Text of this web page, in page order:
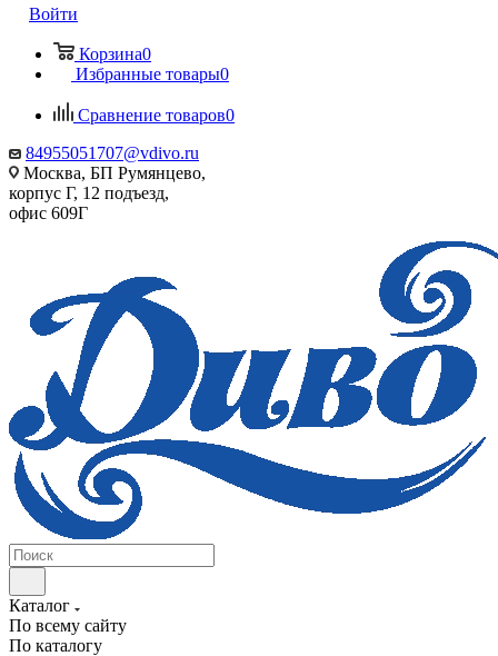
Войти
Корзина0
Избранные товары0
Сравнение товаров0
84955051707@vdivo.ru
Москва, БП Румянцево,
корпус Г, 12 подъезд,
офис 609Г
Каталог
По всему сайту
По каталогу